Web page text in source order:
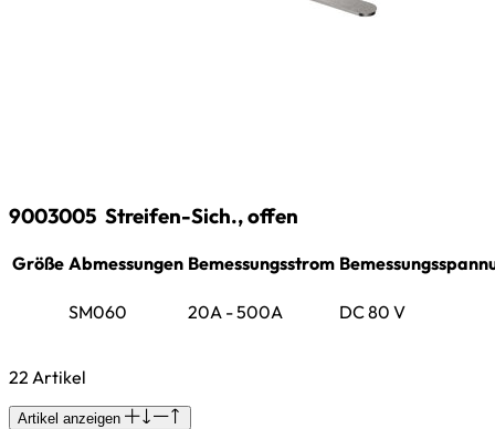
9003005 Streifen-Sich., offen
Größe Abmessungen Bemessungsstrom
SM060 20A - 500A DC 80 V
22 Artikel
Artikel anzeigen